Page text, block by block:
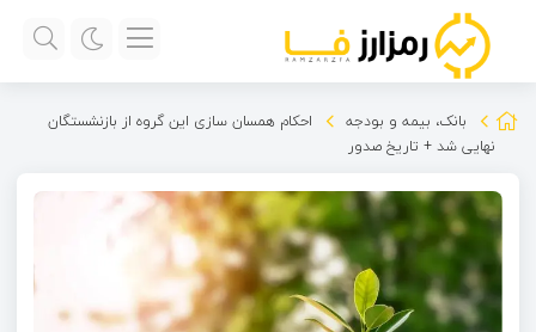
بانک، بیمه و بودجه
احکام همسان سازی این گروه از بازنشستگان
نهایی شد + تاریخ صدور